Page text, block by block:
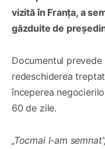
vizită în Franța, a
găzduite de
Documentul
redeschiderea
începerea
60 de zile.
„Tocmai l-am